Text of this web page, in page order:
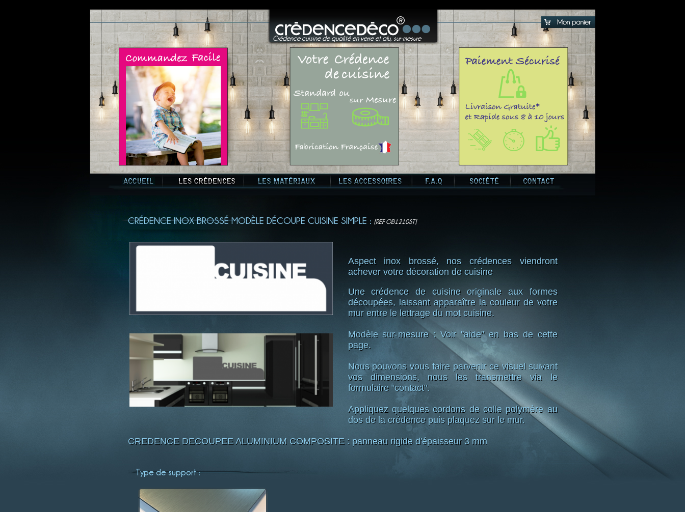
Crédence cuisine de qualité en verre et alu, sur-mesure
CRÉDENCE INOX BROSSÉ MODÈLE DÉCOUPE CUISINE SIMPLE : [REF OB1210ST]
Aspect inox brossé, nos crédences viendront
achever votre décoration de cuisine
Une crédence de cuisine originale aux formes
découpées, laissant apparaître la couleur de votre
mur entre le lettrage du mot cuisine.
Modèle sur-mesure : Voir "aide" en bas de cette
page.
Nous pouvons vous faire parvenir ce visuel suivant
vos dimensions, nous les transmettre via le
formulaire "contact".
Appliquez quelques cordons de colle polymère au
dos de la crédence puis plaquez sur le mur.
CREDENCE DECOUPEE ALUMINIUM COMPOSITE : panneau rigide d'épaisseur 3 mm
Type de support :